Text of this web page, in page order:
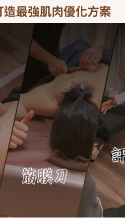
最強肌肉優化方案